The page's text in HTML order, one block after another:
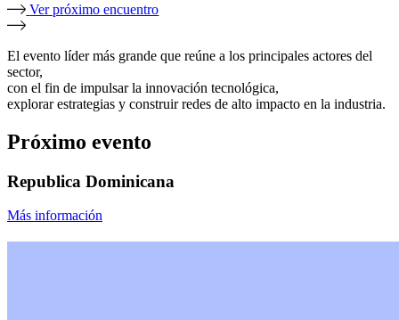
Ver próximo encuentro
El evento líder más grande que reúne a los principales actores del
sector,
con el fin de impulsar la innovación tecnológica,
explorar estrategias y construir redes de alto impacto en la industria.
Próximo evento
Republica Dominicana
Más información